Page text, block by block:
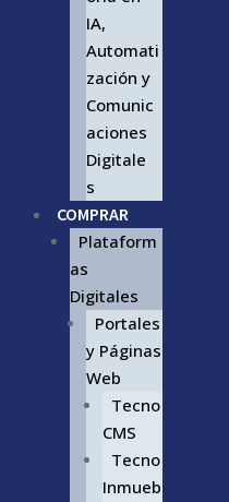
IA,
Automati
zación y
Comunic
aciones
Digitale
s
COMPRAR
Plataform
as
Digitales
Portales
y Páginas
Web
Tecno
CMS
Tecno
Inmueb